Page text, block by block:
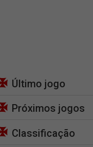
Último jogo
Próximos jogos
Classificação